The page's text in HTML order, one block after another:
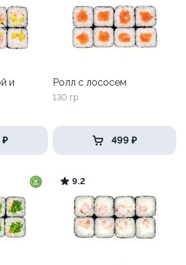
и
₽
Ролл с лососем
130 гр
499 ₽
9.2